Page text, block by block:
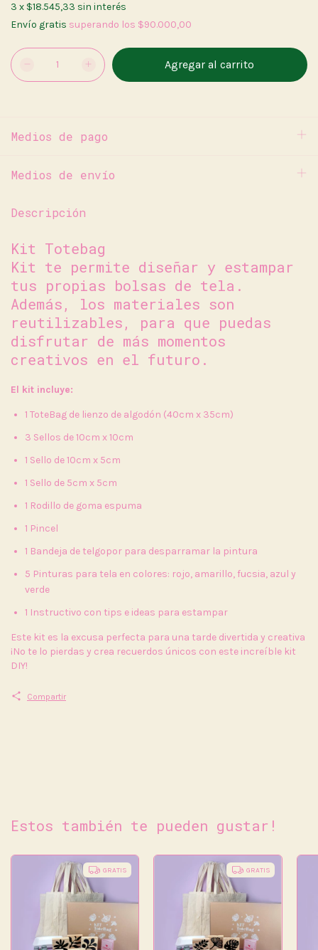
3 x $18.545,33 sin interés
Envío gratis superando los $90.000,00
Medios de pago
Medios de envío
Descripción
Kit Totebag
Kit te permite diseñar y estampar
tus propias bolsas de tela.
Además, los materiales son
reutilizables, para que puedas
disfrutar de más momentos
creativos en el futuro.
El kit incluye:
1 ToteBag de lienzo de algodón (40cm x 35cm)
3 Sellos de 10cm x 10cm
1 Sello de 10cm x 5cm
1 Sello de 5cm x 5cm
1 Rodillo de goma espuma
1 Pincel
1 Bandeja de telgopor para desparramar la pintura
5 Pinturas para tela en colores: rojo, amarillo, fucsia, azul y
verde
1 Instructivo con tips e ideas para estampar
Este kit es la excusa perfecta para una tarde divertida y creativa
¡No te lo pierdas y crea recuerdos únicos con este increíble kit
DIY!
Compartir
Estos también te pueden gustar!
GRATIS GRATIS